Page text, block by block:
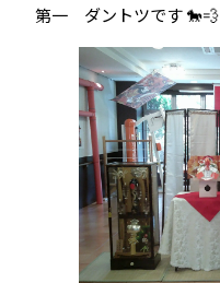
第一 ダントツです 🐎💨